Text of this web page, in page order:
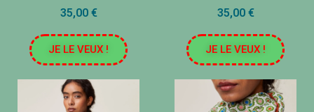
35,00 €
JE LE VEUX !
35,00 €
JE LE VEUX !